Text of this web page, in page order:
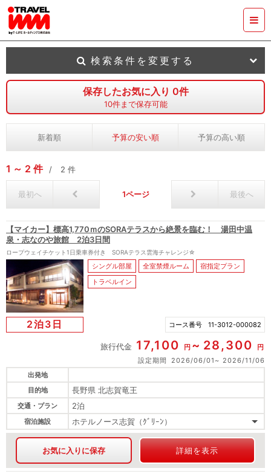
保存したお気に入り 0件
10件まで保存可能
新着順 予算の安い順 予算の高い順
1 2 件 2 件
最初へ 1 最後へ
【マイカー】標高1,770ｍのSORAテラスから絶景を臨む！ 湯田中温
泉・志なのや旅館 2泊3日間
ロープウェイチケット1日乗車券付き SORAテラス雲海チャレンジ☆
シングル部屋 全室禁煙ルーム
宿指定プラン
トラベルイン
2泊3日 コース番号 11-3012-000082
旅行代金 17,100 円 28,300
円
設定期間
2026/06/01
2026/11/06
出発地
目的地
長野県 北志賀竜王
交通・プラン 2泊
宿泊施設 ホテルノース志賀（ｸﾞﾘｰﾝ）
お気に入りに保存 詳細を表示
検索条件を変更する